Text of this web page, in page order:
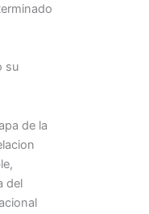
su
de la
del